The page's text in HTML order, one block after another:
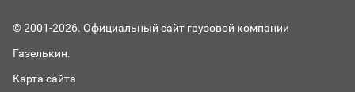
© 2001-2026. Официальный сайт грузовой компании
Газелькин.
Карта сайта